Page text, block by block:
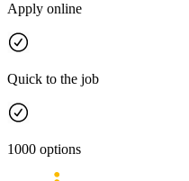
Apply online
Quick to the job
1000 options